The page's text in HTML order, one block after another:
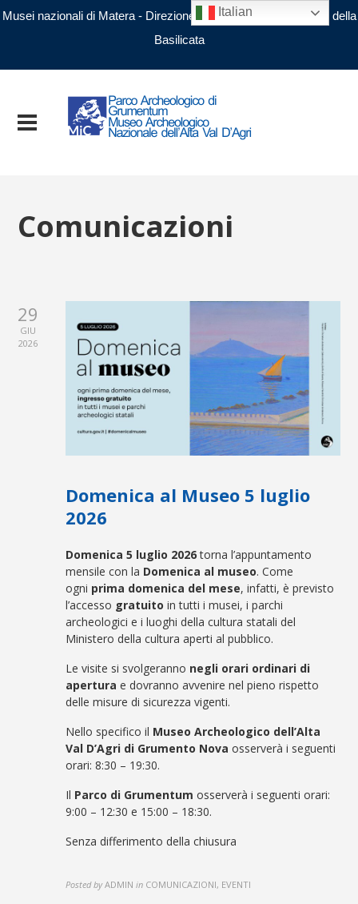
Musei nazionali di Matera - Direzione regionale Musei nazionali della
Basilicata
Comunicazioni
29
GIU
2026
Domenica al Museo 5 luglio
2026
Domenica5 luglio 2026torna l’appuntamento
mensile con la Domenica al museo. Come
ogni prima domenica del mese, infatti, è previsto
l’accesso gratuitoin tutti i musei, i parchi
archeologici e i luoghi della cultura statali del
Ministero della cultura aperti al pubblico.
Le visite si svolgeranno negli orari ordinari di
apertura e dovranno avvenire nel pieno rispetto
delle misure di sicurezza vigenti.
Nello specifico il Museo Archeologico dell’Alta
Val D’Agri di Grumento Nova osserverà i seguenti
orari: 8:30 – 19:30.
Il Parco di Grumentum osserverà i seguenti orari:
9:00 – 12:30 e 15:00 – 18:30.
Senza differimento della chiusura
Posted by ADMIN in COMUNICAZIONI, EVENTI
Italian